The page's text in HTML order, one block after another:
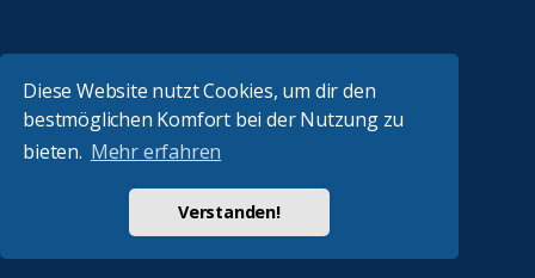
Diese Website nutzt Cookies, um dir den
bestmöglichen Komfort bei der Nutzung zu
bieten. Mehr erfahren
Verstanden!